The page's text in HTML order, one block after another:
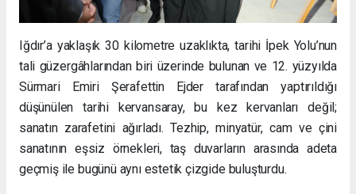
Iğdır’a yaklaşık 30 kilometre uzaklıkta, tarihi İpek Yolu’nun
tali güzergâhlarından biri üzerinde bulunan ve 12. yüzyılda
Sürmari Emiri Şerafettin Ejder tarafından yaptırıldığı
düşünülen tarihi kervansaray, bu kez kervanları değil;
sanatın zarafetini ağırladı. Tezhip, minyatür, cam ve çini
sanatının eşsiz örnekleri, taş duvarların arasında adeta
geçmiş ile bugünü aynı estetik çizgide buluşturdu.